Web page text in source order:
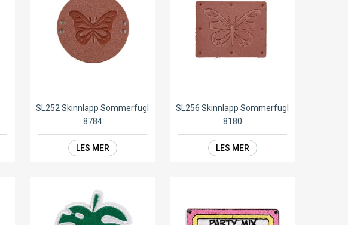
SL252 Skinnlapp Sommerfugl
8784
LES MER
SL256 Skinnlapp Sommerfugl
8180
LES MER